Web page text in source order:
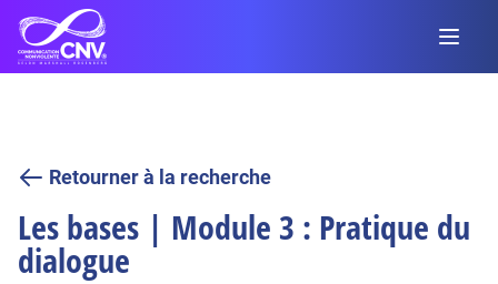
Retourner à la recherche
Les bases | Module 3 : Pratique du
dialogue